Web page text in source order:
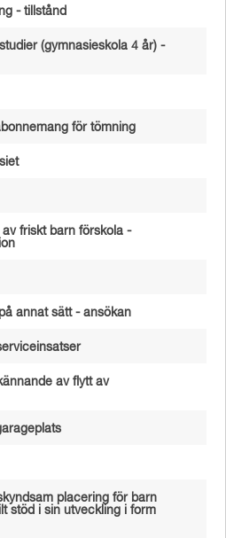
- tillstånd
(gymnasieskola 4 år) -
för tömning
av friskt barn förskola -
annat sätt - ansökan
av flytt av
placering för barn
stöd i sin utveckling i form